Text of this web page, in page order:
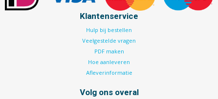
Klantenservice
Hulp bij bestellen
Veelgestelde vragen
PDF maken
Hoe aanleveren
Afleverinformatie
Volg ons overal